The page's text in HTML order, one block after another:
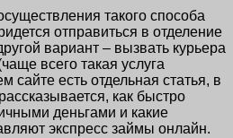
такого способа
отправиться в отделение
вариант – вызвать курьера
всего такая услуга
сайте есть отдельная статья, в
как быстро
деньгами и какие
экспресс займы онлайн.